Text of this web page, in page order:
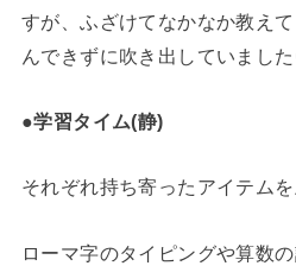
すが、ふざけてなかなか教え
んできずに吹き出していまし
●学習タイム(静)
それぞれ持ち寄ったアイテムを
ローマ字のタイピングや算数